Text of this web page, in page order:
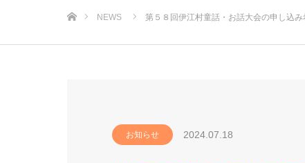
NEWS 第５８回伊江村童話・お話大会の申し込み
お知らせ 2024.07.18